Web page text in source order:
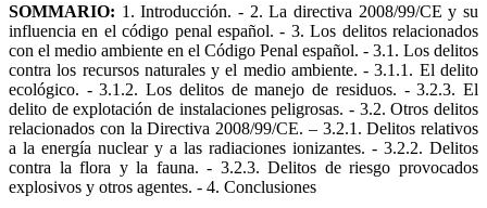
SOMMARIO: 1. Introducción. - 2. La directiva 2008/99/CE y su
influencia en el código penal español. - 3. Los delitos relacionados
con el medio ambiente en el Código Penal español. - 3.1. Los delitos
contra los recursos naturales y el medio ambiente. - 3.1.1. El delito
ecológico. - 3.1.2. Los delitos de manejo de residuos. - 3.2.3. El
delito de explotación de instalaciones peligrosas. - 3.2. Otros delitos
relacionados con la Directiva 2008/99/CE. – 3.2.1. Delitos relativos
a la energía nuclear y a las radiaciones ionizantes. - 3.2.2. Delitos
contra la flora y la fauna. - 3.2.3. Delitos de riesgo provocados
explosivos y otros agentes. - 4. Conclusiones